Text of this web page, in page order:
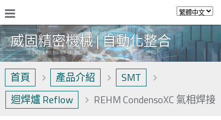
威固精密機械 | 自動化整合
首頁 產品介紹
SMT
迴焊爐 Reflow
REHM CondensoXC 氣相焊接